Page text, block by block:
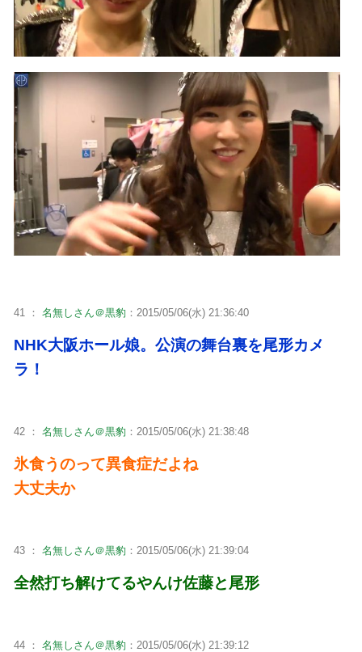
41 ： 名無しさん＠黒豹 ：2015/05/06(水) 21:36:40
NHK大阪ホール娘。公演の舞台裏を尾形カメ
ラ！
42 ： 名無しさん＠黒豹 ：2015/05/06(水) 21:38:48
氷食うのって異食症だよね
大丈夫か
43 ： 名無しさん＠黒豹 ：2015/05/06(水) 21:39:04
全然打ち解けてるやんけ佐藤と尾形
44 ： 名無しさん＠黒豹 ：2015/05/06(水) 21:39:12